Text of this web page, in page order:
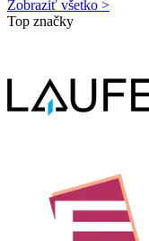
Zobraziť všetko >
Top značky